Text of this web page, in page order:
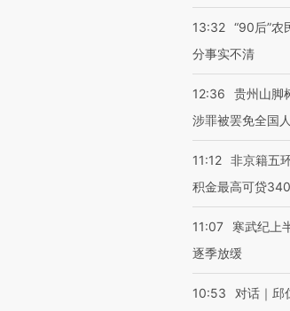
13:32 “90后”农
分事实不清
12:36
贵州山脚
涉罪被罢免全国
11:12 非京籍五
积金最高可贷
11:07
寒武纪上
逐季放缓
10:53
对话｜邱